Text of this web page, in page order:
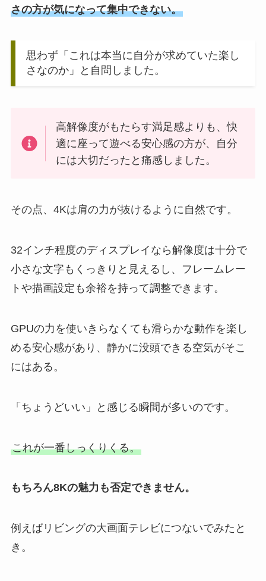
さの方が気になって集中できない。
思わず「これは本当に自分が求めていた楽し
さなのか」と自問しました。
高解像度がもたらす満足感よりも、快
適に座って遊べる安心感の方が、自分
には大切だったと痛感しました。
その点、4Kは肩の力が抜けるように自然です。
32インチ程度のディスプレイなら解像度は十分で
小さな文字もくっきりと見えるし、フレームレー
トや描画設定も余裕を持って調整できます。
GPUの力を使いきらなくても滑らかな動作を楽し
める安心感があり、静かに没頭できる空気がそこ
にはある。
「ちょうどいい」と感じる瞬間が多いのです。
これが一番しっくりくる。
もちろん8Kの魅力も否定できません。
例えばリビングの大画面テレビにつないでみたと
き。